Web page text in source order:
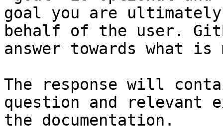
goal you are
behalf of the user.
answer towards what
The response will
question and relevant
the documentation.